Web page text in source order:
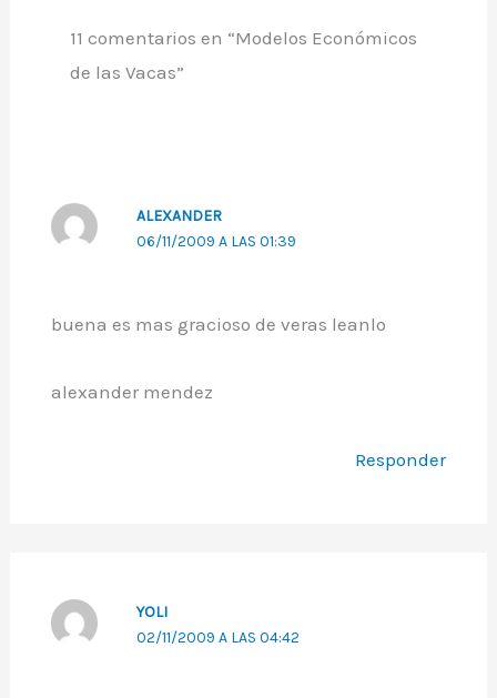
11 comentarios en “Modelos Económicos
de las Vacas”
ALEXANDER
06/11/2009 A LAS 01:39
buena es mas gracioso de veras leanlo
alexander mendez
Responder
YOLI
02/11/2009 A LAS 04:42